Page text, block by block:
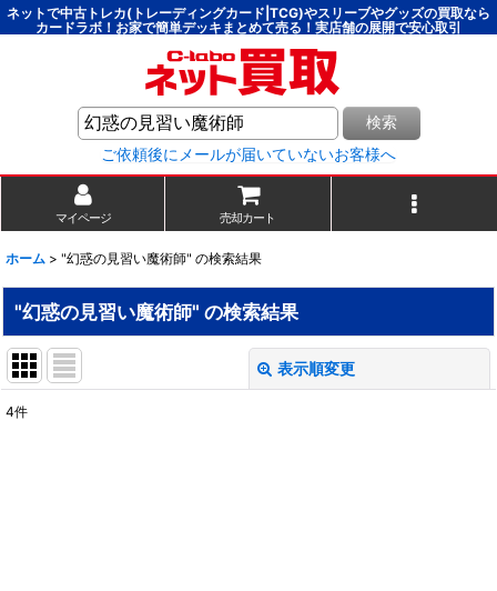
ネットで中古トレカ(トレーディングカード|TCG)やスリーブやグッズの買取なら
カードラボ！お家で簡単デッキまとめて売る！実店舗の展開で安心取引
検索
ご依頼後にメールが届いていないお客様へ
マイページ 売却カート
ホーム > "幻惑の見習い魔術師" の検索結果
"幻惑の見習い魔術師" の検索結果
表示順変更
商品検索
4件